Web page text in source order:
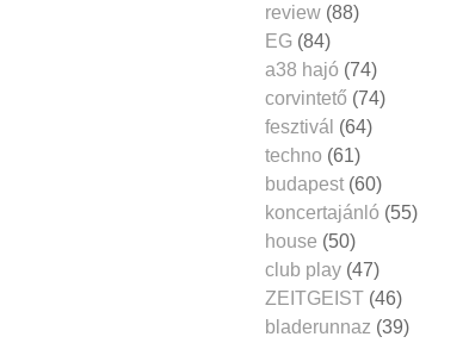
review (88)
EG (84)
a38 hajó (74)
corvintető (74)
fesztivál (64)
techno (61)
budapest (60)
koncertajánló (55)
house (50)
club play (47)
ZEITGEIST (46)
bladerunnaz (39)